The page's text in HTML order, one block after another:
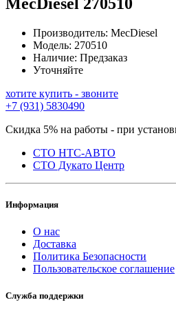
Производитель: MecDiesel
Модель: 270510
Наличие: Предзаказ
Уточняйте
хотите купить - звоните
+7 (931) 5830490
Скидка 5% на работы - при
СТО НТС-АВТО
СТО Дукато Центр
Информация
О нас
Доставка
Политика Безопасности
Пользовательское соглашение
Служба поддержки